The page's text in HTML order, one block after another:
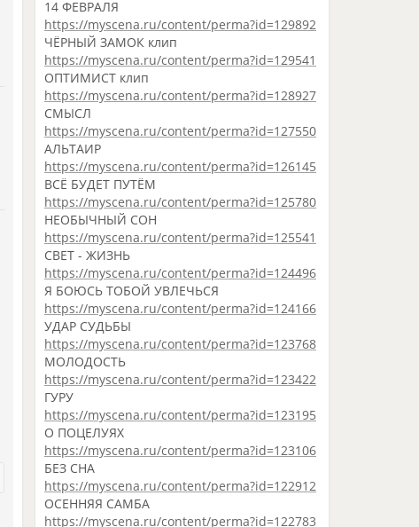
14 ФЕВРАЛЯ
https://myscena.ru/content/perma?id=129892
ЧËРНЫЙ ЗАМОК клип
https://myscena.ru/content/perma?id=129541
ОПТИМИСТ клип
https://myscena.ru/content/perma?id=128927
СМЫСЛ
https://myscena.ru/content/perma?id=127550
АЛЬТАИР
https://myscena.ru/content/perma?id=126145
ВСЁ БУДЕТ ПУТËМ
https://myscena.ru/content/perma?id=125780
НЕОБЫЧНЫЙ СОН
https://myscena.ru/content/perma?id=125541
СВЕТ - ЖИЗНЬ
https://myscena.ru/content/perma?id=124496
Я БОЮСЬ ТОБОЙ УВЛЕЧЬСЯ
https://myscena.ru/content/perma?id=124166
УДАР СУДЬБЫ
https://myscena.ru/content/perma?id=123768
МОЛОДОСТЬ
https://myscena.ru/content/perma?id=123422
ГУРУ
https://myscena.ru/content/perma?id=123195
О ПОЦЕЛУЯХ
https://myscena.ru/content/perma?id=123106
БЕЗ СНА
https://myscena.ru/content/perma?id=122912
ОСЕННЯЯ САМБА
https://myscena.ru/content/perma?id=122783